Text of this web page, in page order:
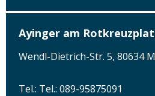
Ayinger am
Wendl-Dietrich-Str. 5, 80634
Tel.: Tel.: 089-95875091